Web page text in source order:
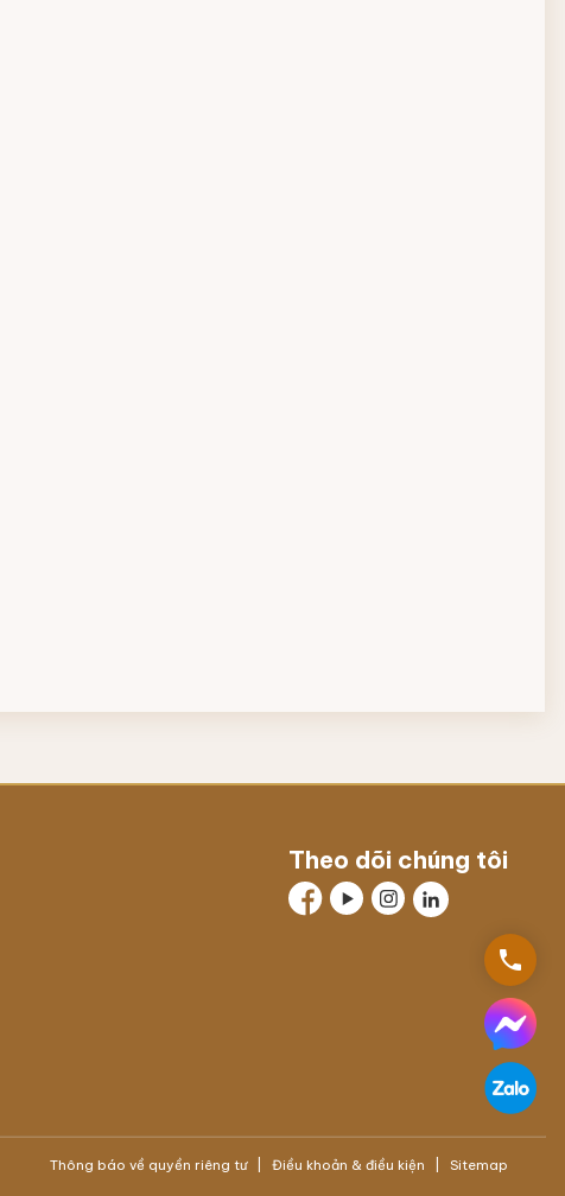
Theo dõi chúng tôi
Thông báo về quyền riêng tư Điều khoản & điều kiện Sitemap
phone